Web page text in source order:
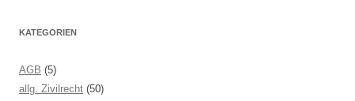
KATEGORIEN
AGB (5)
allg. Zivilrecht (50)